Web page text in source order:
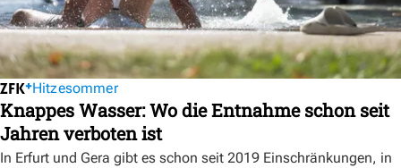
Hitzesommer
Knappes Wasser: Wo die Entnahme schon seit
Jahren verboten ist
In Erfurt und Gera gibt es schon seit 2019 Einschränkungen, in